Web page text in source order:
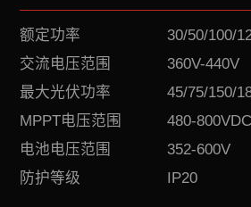
额定功率
30/50/100/
交流电压范围
360V-440V
最大光伏功率
45/75/150/
MPPT电压范围
480-800VDC
电池电压范围
352-600V
防护等级
IP20